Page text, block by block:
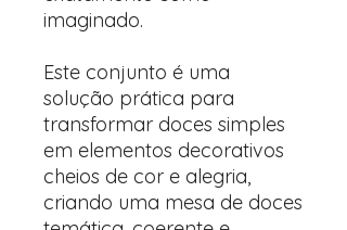
imaginado.
Este conjunto é uma
solução prática para
transformar doces simples
em elementos decorativos
cheios de cor e alegria,
criando uma mesa de doces